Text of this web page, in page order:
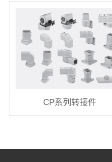
CP系列转接件